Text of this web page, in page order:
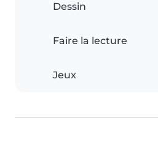
Dessin
Faire la lecture
Jeux